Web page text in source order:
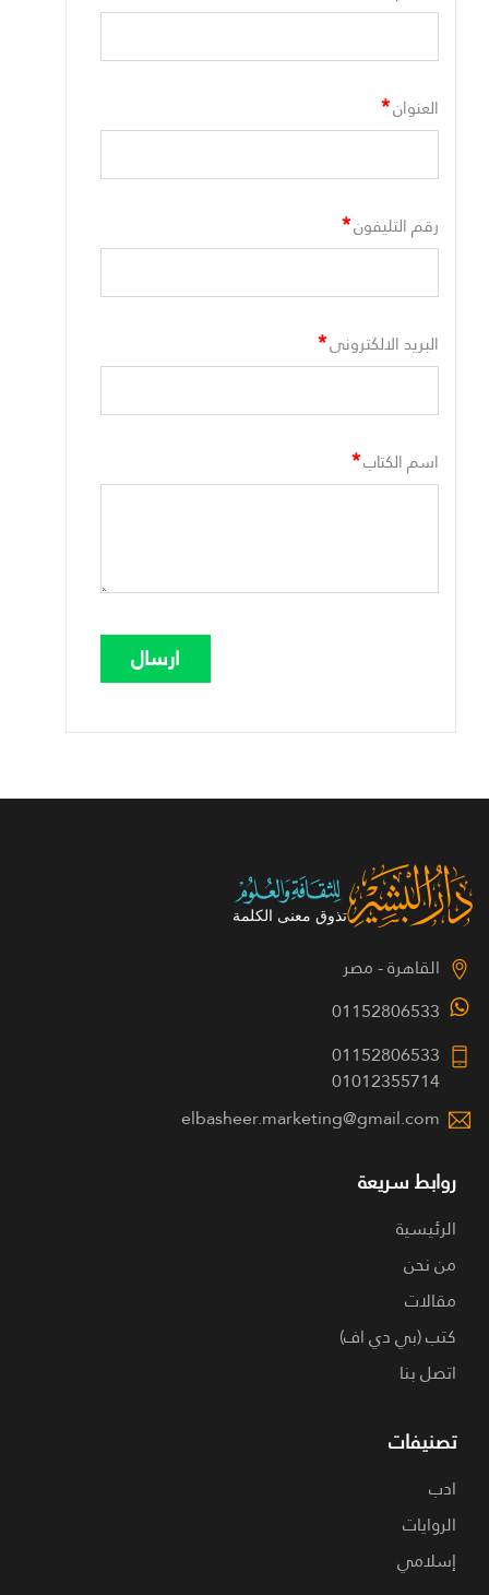
العنوان*
رقم التليفون*
البريد الالكترونى*
اسم الكتاب*
القاهرة - مصر
01152806533
01152806533
01012355714
elbasheer.marketing@gmail.com
روابط سريعة
الرئيسية
من نحن
مقالات
كتب (بي دي اف)
اتصل بنا
تصنيفات
ادب
الروايات
إسلامي